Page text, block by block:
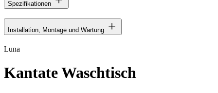
Spezifikationen
Installation, Montage und Wartung
Luna
Kantate Waschtisch